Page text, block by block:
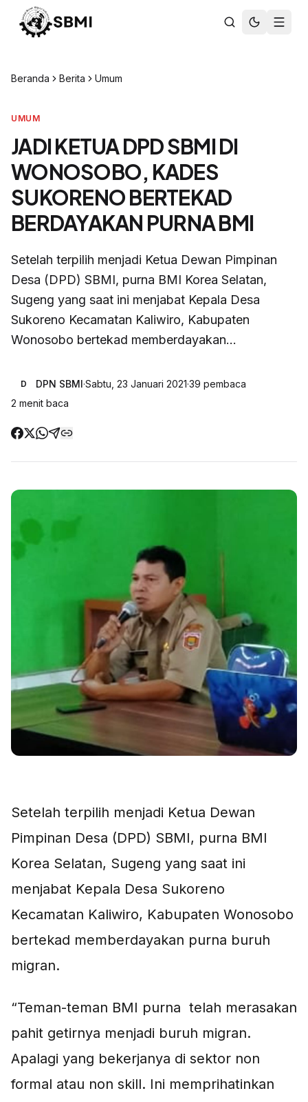
Beranda Berita Umum
UMUM
JADI KETUA DPD SBMI DI
WONOSOBO, KADES
SUKORENO BERTEKAD
BERDAYAKAN PURNA BMI
Setelah terpilih menjadi Ketua Dewan Pimpinan
Desa (DPD) SBMI, purna BMI Korea Selatan,
Sugeng yang saat ini menjabat Kepala Desa
Sukoreno Kecamatan Kaliwiro, Kabupaten
Wonosobo bertekad memberdayakan...
D DPN SBMI·Sabtu, 23 Januari 2021·39 pembaca
2 menit baca
Setelah terpilih menjadi Ketua Dewan
Pimpinan Desa (DPD) SBMI, purna BMI
Korea Selatan, Sugeng yang saat ini
menjabat Kepala Desa Sukoreno
Kecamatan Kaliwiro, Kabupaten Wonosobo
bertekad memberdayakan purna buruh
migran.
“Teman-teman BMI purna telah merasakan
pahit getirnya menjadi buruh migran.
Apalagi yang bekerjanya di sektor non
formal atau non skill. Ini memprihatinkan